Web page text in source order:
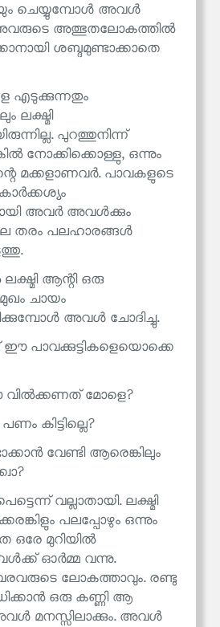
ചെയ്യുമ്പോൾ അവൾ
അത്ഭുതലോകത്തിൽ
ശബ്ദമുണ്ടാക്കാതെ
എടുക്കുന്നതും
ലക്ഷ്മി
പുറത്തുനിന്ന്
നോക്കിക്കൊള്ളു, ഒന്നും
മക്കളാണവർ. പാവകളുടെ
അവർ അവൾക്കും
തരം പലഹാരങ്ങൾ
ആന്റി ഒരു
മുഖം ചായം
അവൾ ചോദിച്ചു.
ഈ പാവക്കുട്ടികളെയൊക്കെ
വിൽക്കണത് മോളെ?
കിട്ടില്ലെ?
വേണ്ടി ആരെങ്കിലും
വല്ലാതായി. ലക്ഷ്മി
പലപ്പോഴും ഒന്നും
ഒരേ മുറിയിൽ
ഓർമ്മ വന്നു.
ലോകത്താവും. രണ്ടു
ഒരു കണ്ണി ആ
അവൾ മനസ്സിലാക്കും. അവൾ